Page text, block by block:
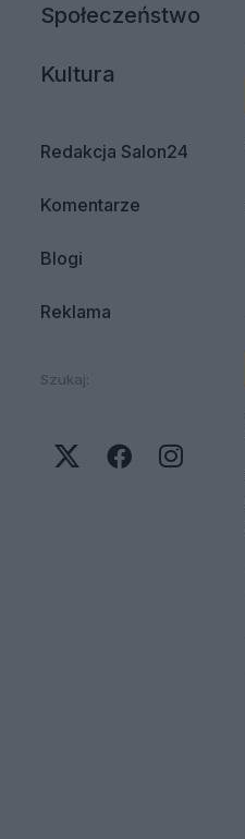
Społeczeństwo
Kultura
Redakcja Salon24
Komentarze
Blogi
Reklama
Szukaj: